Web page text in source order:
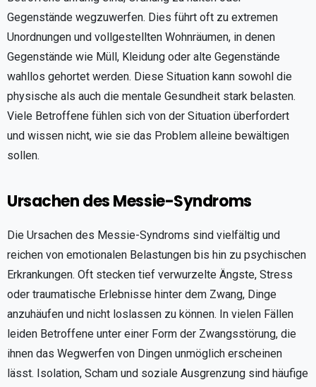
Gegenstände wegzuwerfen. Dies führt oft zu extremen
Unordnungen und vollgestellten Wohnräumen, in denen
Gegenstände wie Müll, Kleidung oder alte Gegenstände
wahllos gehortet werden. Diese Situation kann sowohl die
physische als auch die mentale Gesundheit stark belasten.
Viele Betroffene fühlen sich von der Situation überfordert
und wissen nicht, wie sie das Problem alleine bewältigen
sollen.
Ursachen des Messie-Syndroms
Die Ursachen des Messie-Syndroms sind vielfältig und
reichen von emotionalen Belastungen bis hin zu psychischen
Erkrankungen. Oft stecken tief verwurzelte Ängste, Stress
oder traumatische Erlebnisse hinter dem Zwang, Dinge
anzuhäufen und nicht loslassen zu können. In vielen Fällen
leiden Betroffene unter einer Form der Zwangsstörung, die
ihnen das Wegwerfen von Dingen unmöglich erscheinen
lässt. Isolation, Scham und soziale Ausgrenzung sind häufige